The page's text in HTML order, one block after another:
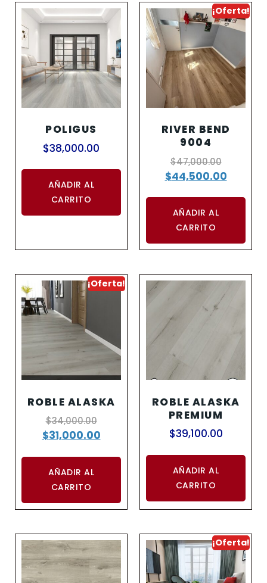
POLIGUS
$38,000.00
AÑADIR AL
CARRITO
¡Oferta!
RIVER BEND
9004
$47,000.00
$44,500.00
AÑADIR AL
CARRITO
¡Oferta!
ROBLE ALASKA
$34,000.00
$31,000.00
AÑADIR AL
CARRITO
ROBLE ALASKA
PREMIUM
$39,100.00
AÑADIR AL
CARRITO
¡Oferta!